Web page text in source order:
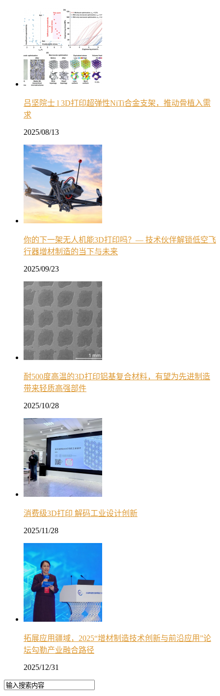
吕坚院士 l 3D打印超弹性NiTi合金支架，推动骨植入需
求
2025/08/13
你的下一架无人机能3D打印吗？— 技术伙伴解锁低空飞
行器增材制造的当下与未来
2025/09/23
耐500度高温的3D打印铝基复合材料，有望为先进制造
带来轻质高强部件
2025/10/28
消费级3D打印 解码工业设计创新
2025/11/28
拓展应用疆域，2025“增材制造技术创新与前沿应用”论
坛勾勒产业融合路径
2025/12/31